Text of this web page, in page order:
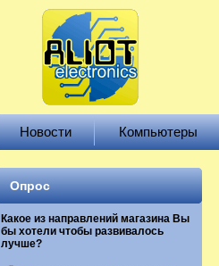
Новости Компьютеры
Опрос
Какое из направлений магазина Вы
бы хотели чтобы развивалось
лучше?